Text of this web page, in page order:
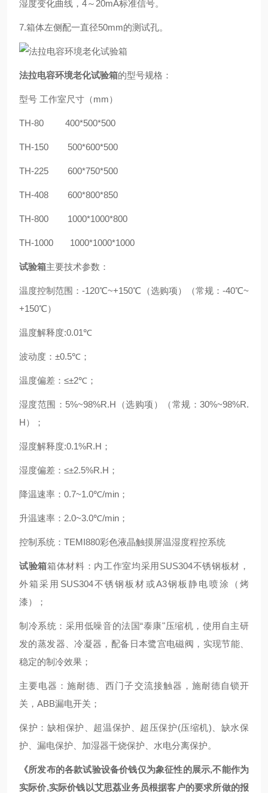
湿度变化曲线，4～20mA标准信号。
7.箱体左侧配一直径50mm的测试孔。
法拉电容环境老化试验箱的型号规格：
型号 工作室尺寸（mm）
TH-80 400*500*500
TH-150 500*600*500
TH-225 600*750*500
TH-408 600*800*850
TH-800 1000*1000*800
TH-1000 1000*1000*1000
试验箱主要技术参数：
温度控制范围：-120℃~+150℃（选购项）（常规：-40℃~
+150℃）
温度解释度:0.01℃
波动度： ±0.5℃；
温度偏差： ≤±2℃；
湿度范围： 5%~98%R.H（选购项）（常规：30%~98%R.
H）；
湿度解释度:0.1%R.H；
湿度偏差： ≤±2.5%R.H；
降温速率： 0.7~1.0℃/min；
升温速率： 2.0~3.0℃/min；
控制系统： TEMI880彩色液晶触摸屏温湿度程控系统
试验箱箱体材料：内工作室均采用 SUS304不锈钢板材，
外箱采用SUS304不锈钢板材或A3钢板静电喷涂（烤
漆）；
制冷系统：采用低噪音的法国“泰康"压缩机，使用自主研
发的蒸发器、冷凝器，配备日本鹭宫电磁阀，实现节能、
稳定的制冷效果；
主要电器：施耐德、西门子交流接触器，施耐德自锁开
关， ABB漏电开关；
保护：缺相保护、超温保护、超压保护(压缩机)、缺水保
护、漏电保护、加湿器干烧保护、水电分离保护。
《所发布的各款试验设备价钱仅为象征性的展示,不能作为
实际价,实际价钱 以艾思荔业务员根据客户的要求所做的报